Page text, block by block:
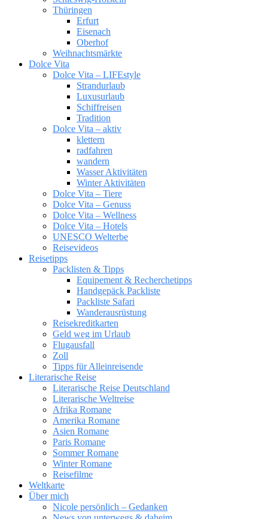
Thüringen
Erfurt
Eisenach
Oberhof
Weihnachtsmärkte
Dolce Vita
Dolce Vita – LIFEstyle
Strandurlaub
Luxusurlaub
Schiffreisen
Tradition
Dolce Vita – aktiv
klettern
radfahren
wandern
Wasser Aktivitäten
Winter Aktivitäten
Dolce Vita – Tiere
Dolce Vita – Genuss
Dolce Vita – Wellness
Dolce Vita – Hotels
UNESCO Welterbe
Reisevideos
Reisetipps
Packlisten & Tipps
Equipement & Recherchetipps
Handgepäck Packliste
Packliste Safari
Wanderausrüstung
Reisekreditkarten
Geld weg im Urlaub
Flugausfall
Zoll
Tipps für Alleinreisende
Literarische Reise
Literarische Reise Deutschland
Literarische Weltreise
Afrika Romane
Amerika Romane
Asien Romane
Paris Romane
Sommer Romane
Winter Romane
Reisefilme
Weltkarte
Über mich
Nicole persönlich – Gedanken